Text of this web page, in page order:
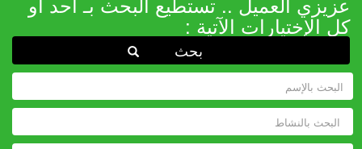
كل الإختيارات الآتية :